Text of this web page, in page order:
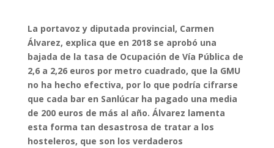
La portavoz y diputada provincial, Carmen
Álvarez, explica que en 2018 se aprobó una
bajada de la tasa de Ocupación de Vía Pública de
2,6 a 2,26 euros por metro cuadrado, que la GMU
no ha hecho efectiva, por lo que podría cifrarse
que cada bar en Sanlúcar ha pagado una media
de 200 euros de más al año. Álvarez lamenta
esta forma tan desastrosa de tratar a los
hosteleros, que son los verdaderos